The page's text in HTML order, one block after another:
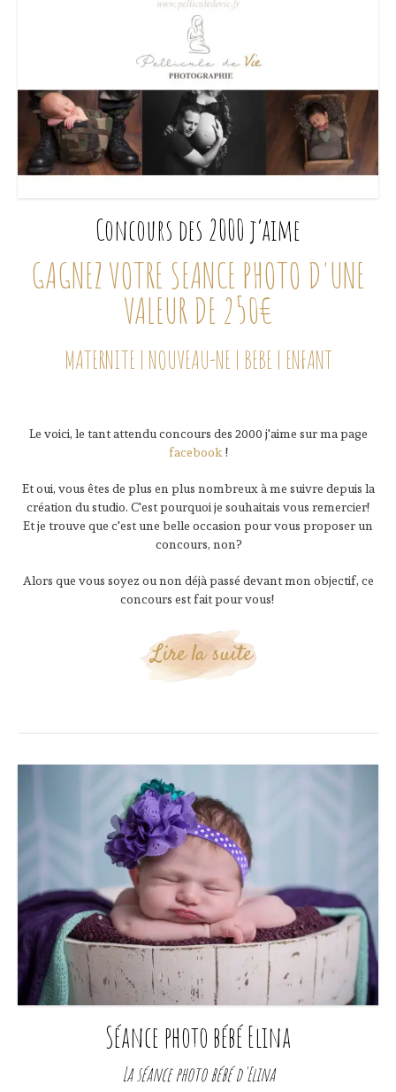
Concours des 2000 j’aime
GAGNEZ VOTRE SEANCE PHOTO D'UNE
VALEUR DE 250€
MATERNITE | NOUVEAU-NE | BEBE | ENFANT
Le voici, le tant attendu concours des 2000 j'aime sur ma page
facebook !
Et oui, vous êtes de plus en plus nombreux à me suivre depuis la
création du studio. C'est pourquoi je souhaitais vous remercier!
Et je trouve que c'est une belle occasion pour vous proposer un
concours, non?
Alors que vous soyez ou non déjà passé devant mon objectif, ce
concours est fait pour vous!
Lire la suite
Séance photo bébé Elina
La séance photo bébé d'Elina